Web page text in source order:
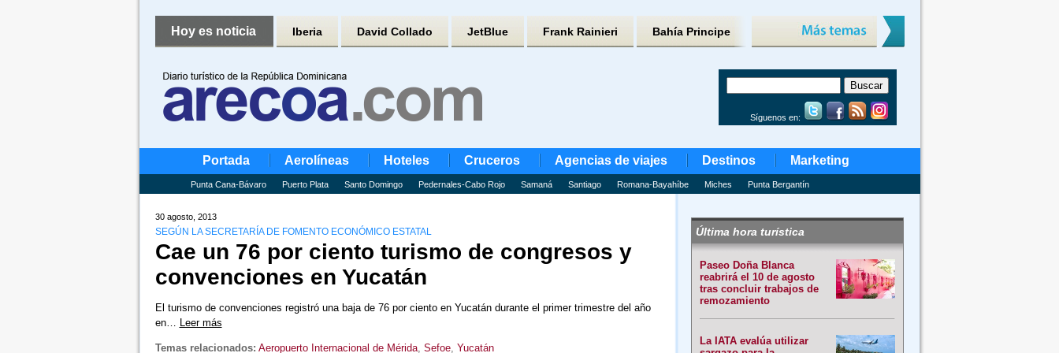
Hoy es noticia Iberia David Collado JetBlue Frank Rainieri Bahía Principe
Síguenos en:
Portada Aerolíneas Hoteles Cruceros Agencias de viajes Destinos Marketing
Punta Cana-Bávaro Puerto Plata Santo Domingo Pedernales-Cabo Rojo Samaná Santiago Romana-Bayahíbe Miches Punta Bergantín
30 agosto, 2013
SEGÚN LA SECRETARÍA DE FOMENTO ECONÓMICO ESTATAL
Cae un 76 por ciento turismo de congresos y
convenciones en Yucatán
El turismo de convenciones registró una baja de 76 por ciento en Yucatán durante el primer trimestre del año
en… Leer más
Temas relacionados: Aeropuerto Internacional de Mérida, Sefoe, Yucatán
Última hora turística
Paseo Doña Blanca
reabrirá el 10 de agosto
tras concluir trabajos de
remozamiento
La IATA evalúa utilizar